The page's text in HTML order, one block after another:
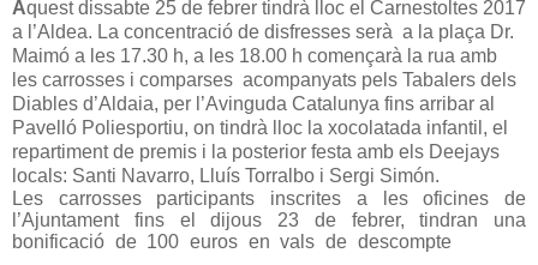
Aquest dissabte 25 de febrer tindrà lloc el Carnestoltes 2017
a l’Aldea. La concentració de disfresses serà a la plaça Dr.
Maimó a les 17.30 h, a les 18.00 h començarà la rua amb
les carrosses i comparses acompanyats pels Tabalers dels
Diables d’Aldaia, per l’Avinguda Catalunya fins arribar al
Pavelló Poliesportiu, on tindrà lloc la xocolatada infantil, el
repartiment de premis i la posterior festa amb els Deejays
locals: Santi Navarro, Lluís Torralbo i Sergi Simón.
Les carrosses participants inscrites a les oficines de
l’Ajuntament fins el dijous 23 de febrer, tindran una
bonificació de 100 euros en vals de descomptete per a